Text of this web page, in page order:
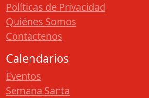
Políticas de Privacidad
Quiénes Somos
Contáctenos
Calendarios
Eventos
Semana Santa